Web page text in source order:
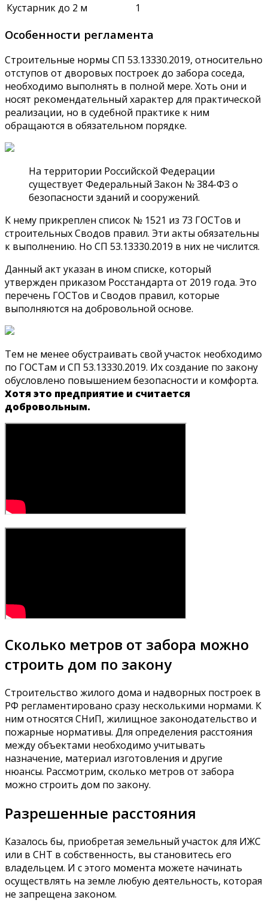
Кустарник до 2 м
1
Особенности регламента
Строительные нормы СП 53.13330.2019, относительно
отступов от дворовых построек до забора соседа,
необходимо выполнять в полной мере. Хоть они и
носят рекомендательный характер для практической
реализации, но в судебной практике к ним
обращаются в обязательном порядке.
На территории Российской Федерации
существует Федеральный Закон № 384-ФЗ о
безопасности зданий и сооружений.
К нему прикреплен список № 1521 из 73 ГОСТов и
строительных Сводов правил. Эти акты обязательны
к выполнению. Но СП 53.13330.2019 в них не числится.
Данный акт указан в ином списке, который
утвержден приказом Росстандарта от 2019 года. Это
перечень ГОСТов и Сводов правил, которые
выполняются на добровольной основе.
Тем не менее обустраивать свой участок необходимо
по ГОСТам и СП 53.13330.2019. Их создание по закону
обусловлено повышением безопасности и комфорта.
Хотя это предприятие и считается
добровольным.
Сколько метров от забора можно
строить дом по закону
Строительство жилого дома и надворных построек в
РФ регламентировано сразу несколькими нормами. К
ним относятся СНиП, жилищное законодательство и
пожарные нормативы. Для определения расстояния
между объектами необходимо учитывать
назначение, материал изготовления и другие
нюансы. Рассмотрим, сколько метров от забора
можно строить дом по закону.
Разрешенные расстояния
Казалось бы, приобретая земельный участок для ИЖС
или в СНТ в собственность, вы становитесь его
владельцем. И с этого момента можете начинать
осуществлять на земле любую деятельность, которая
не запрещена законом.